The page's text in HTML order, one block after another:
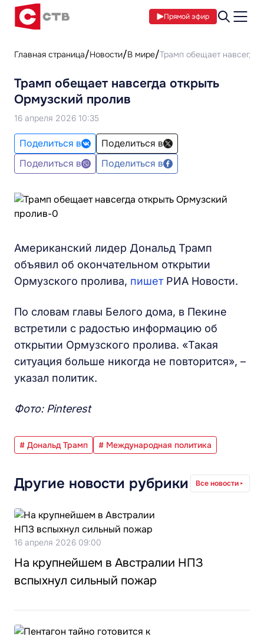
Прямой эфир
Главная страница Новости В мире Трамп обещает навсегда
Трамп обещает навсегда открыть
Ормузский пролив
16 апреля 2026 10:35
Поделиться в
Поделиться в
Поделиться в
Поделиться в
Американский лидер Дональд Трамп
объявил об окончательном открытии
Ормузского пролива, пишетРИА Новости.
По словам главы Белого дома, в Пекине
встретили с радостью информацию об
открытии Ормузского пролива. «Такая
ситуация больше никогда не повторится», –
указал политик.
Фото: Pinterest
# Дональд Трамп # Международная политика
Другие новости рубрики Все новости
16 апреля 2026 09:00
На крупнейшем в Австралии НПЗ
вспыхнул сильный пожар